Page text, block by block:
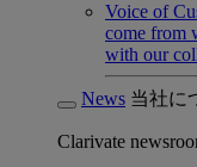
Voice of
come from
with our
News 当社に
Clarivate